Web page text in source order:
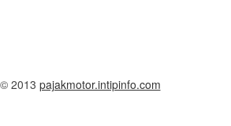
2013 pajakmotor.intipinfo.com